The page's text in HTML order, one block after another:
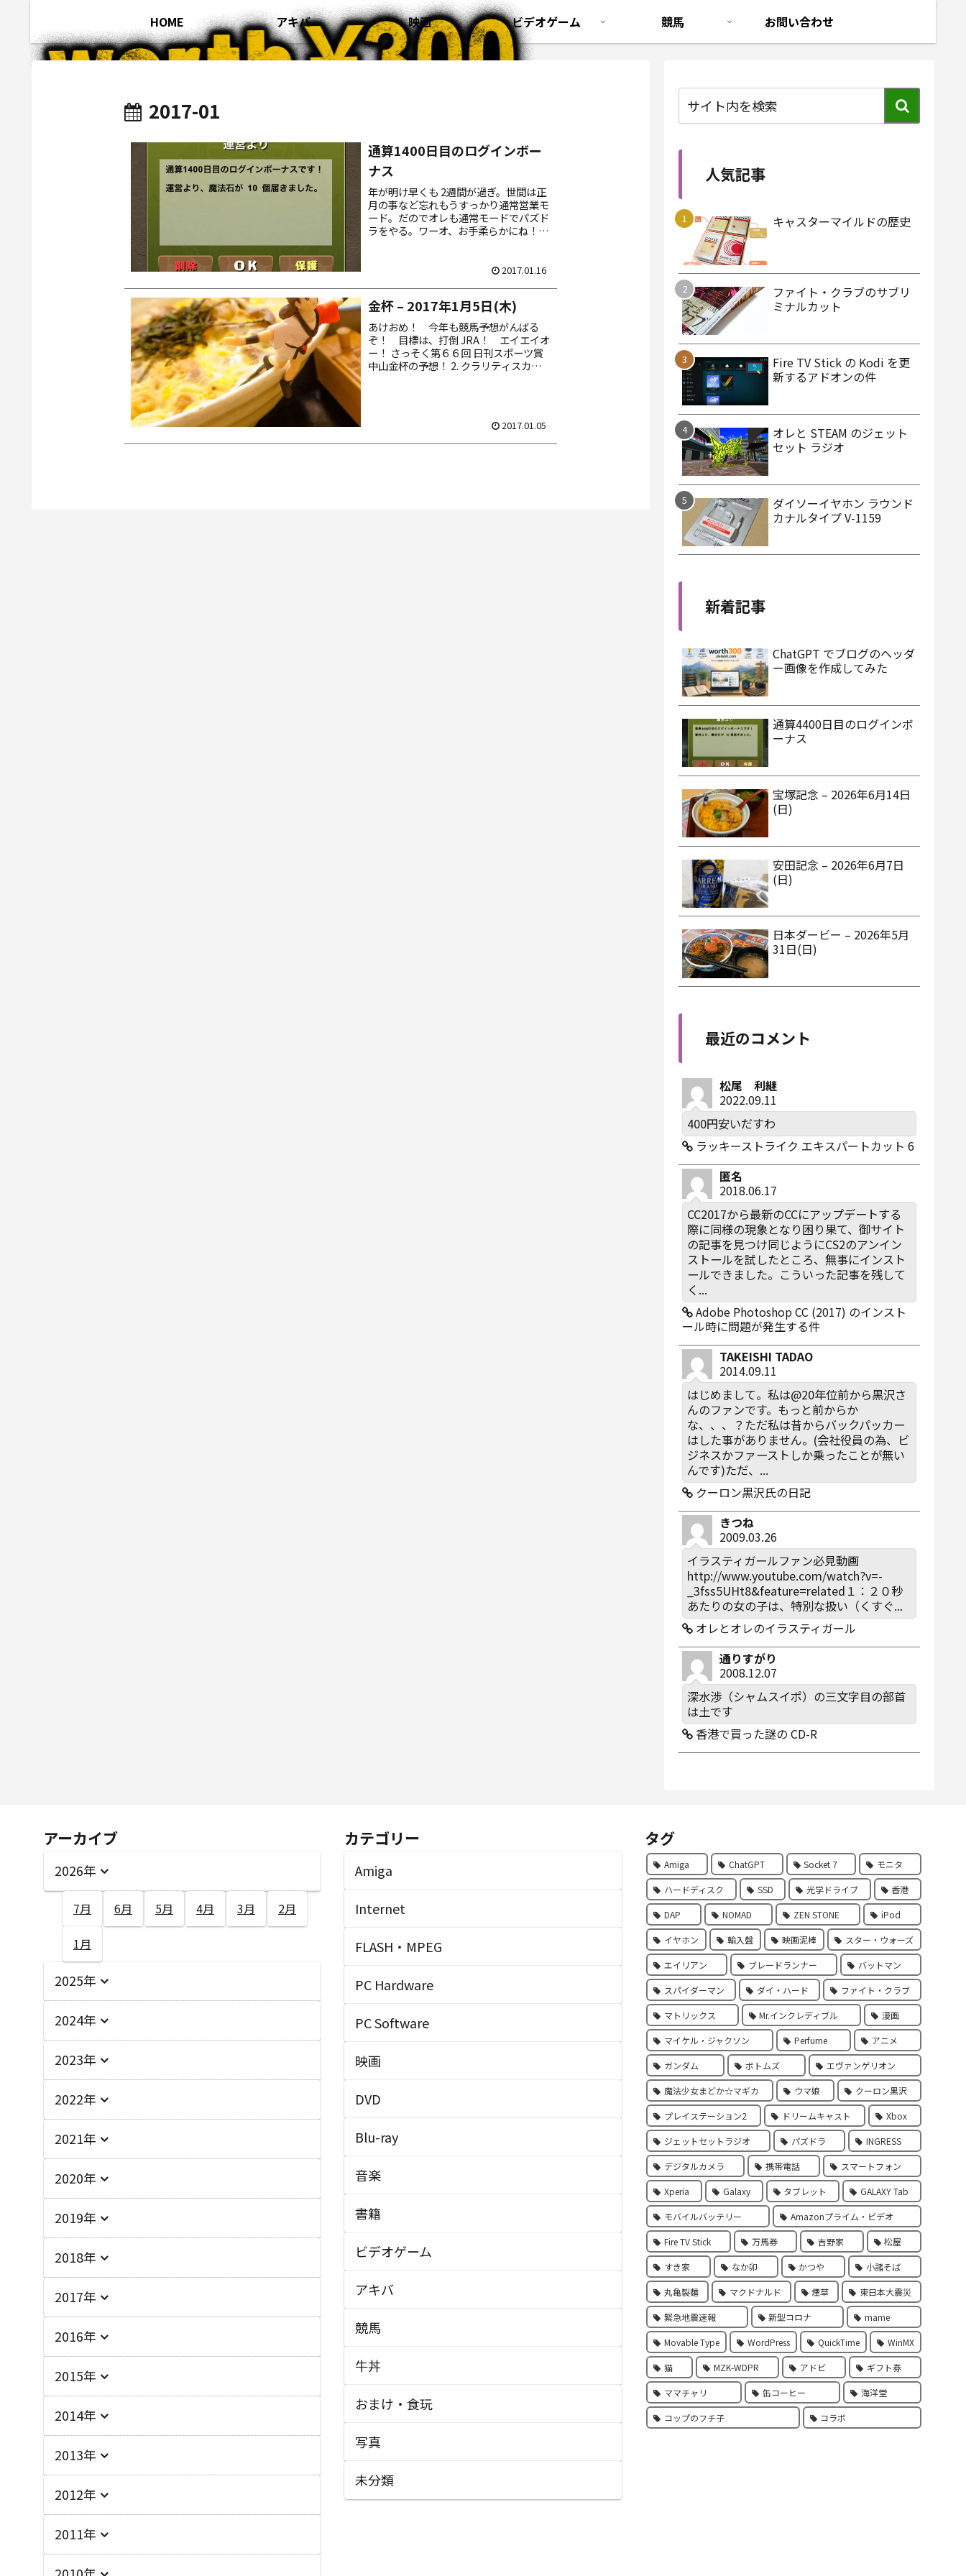
HOME アキバ 映画 ビデオゲーム 競馬 お問い合わせ
2017-01
通算1400日目のログインボー
ナス
年が明け早くも 2週間が過ぎ。世間は正
月の事など忘れもうすっかり通常営業モ
ード。だのでオレも通常モードでパズド
ラをやる。ワーオ、お手柔らかにね！
2017.01.16
金杯 – 2017年1月5日(木)
あけおめ！ 今年も競馬予想がんばる
ぞ！ 目標は、打倒 JRA！ エイエイオ
ー！ さっそく第６６回 日刊スポーツ賞
中山金杯の予想！ 2. クラリティスカイ
2017.01.05
人気記事
キャスターマイルドの歴史
ファイト・クラブのサブリ
ミナルカット
Fire TV Stick の Kodi を更
新するアドオンの件
オレと STEAM のジェット
セット ラジオ
ダイソーイヤホン ラウンド
カナルタイプ V-1159
新着記事
ChatGPT でブログのヘッダ
ー画像を作成してみた
通算4400日目のログインボ
ーナス
宝塚記念 – 2026年6月14日
(日)
安田記念 – 2026年6月7日
(日)
日本ダービー – 2026年5月
31日(日)
最近のコメント
松尾 利継
2022.09.11
400円安いだすわ
ラッキーストライク エキスパートカット 6
匿名
2018.06.17
CC2017から最新のCCにアップデートする
際に同様の現象となり困り果て、御サイト
の記事を見つけ同じようにCS2のアンイン
ストールを試したところ、無事にインスト
ールできました。こういった記事を残して
く...
Adobe Photoshop CC (2017) のインスト
ール時に問題が発生する件
TAKEISHI TADAO
2014.09.11
はじめまして。私は@20年位前から黒沢さ
んのファンです。もっと前からか
な、、、？ただ私は昔からバックパッカー
はした事がありません。(会社役員の為、ビ
ジネスかファーストしか乗ったことが無い
んです)ただ、...
クーロン黒沢氏の日記
きつね
2009.03.26
イラスティガールファン必見動画
http://www.youtube.com/watch?v=-
_3fss5UHt8&feature=related１：２０秒
あたりの女の子は、特別な扱い（くすぐ...
オレとオレのイラスティガール
通りすがり
2008.12.07
深水渉（シャムスイポ）の三文字目の部首
は土です
香港で買った謎の CD-R
アーカイブ
2026年
7月 6月 5月 4月 3月 2月
1月
2025年
2024年
2023年
2022年
2021年
2020年
2019年
2018年
2017年
2016年
2015年
2014年
2013年
2012年
2011年
カテゴリー
Amiga
Internet
FLASH・MPEG
PC Hardware
PC Software
映画
DVD
Blu-ray
音楽
書籍
ビデオゲーム
アキバ
競馬
牛丼
おまけ・食玩
写真
未分類
タグ
Amiga ChatGPT Socket 7 モニタ
ハードディスク SSD 光学ドライブ 香港
DAP NOMAD ZEN STONE iPod
イヤホン 輸入盤 映画泥棒 スター・ウォーズ
エイリアン ブレードランナー バットマン
スパイダーマン ダイ・ハード ファイト・クラブ
マトリックス Mr.インクレディブル 漫画
マイケル・ジャクソン Perfume アニメ
ガンダム ボトムズ エヴァンゲリオン
魔法少女まどか☆マギカ ウマ娘 クーロン黒沢
プレイステーション2 ドリームキャスト Xbox
ジェットセットラジオ パズドラ INGRESS
デジタルカメラ 携帯電話 スマートフォン
Xperia Galaxy タブレット GALAXY Tab
モバイルバッテリー Amazonプライム・ビデオ
Fire TV Stick 万馬券 吉野家 松屋
すき家 なか卯 かつや 小諸そば
丸亀製麵 マクドナルド 煙草 東日本大震災
緊急地震速報 新型コロナ mame
Movable Type WordPress QuickTime WinMX
猫 MZK-WDPR アドビ ギフト券
ママチャリ 缶コーヒー 海洋堂
コップのフチ子 コラボ